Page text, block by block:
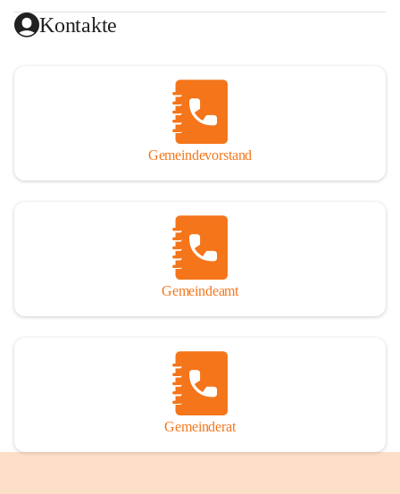
Kontakte
Gemeindevorstand
Gemeindeamt
Gemeinderat